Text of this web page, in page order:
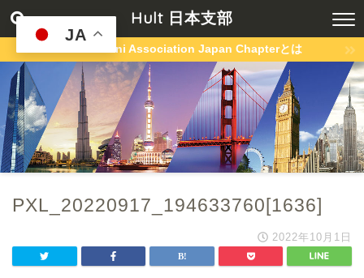
Hult 日本支部
Hult Alumni Association Japan Chapterとは
PXL_20220917_194633760[1636]
2022年10月1日
JA